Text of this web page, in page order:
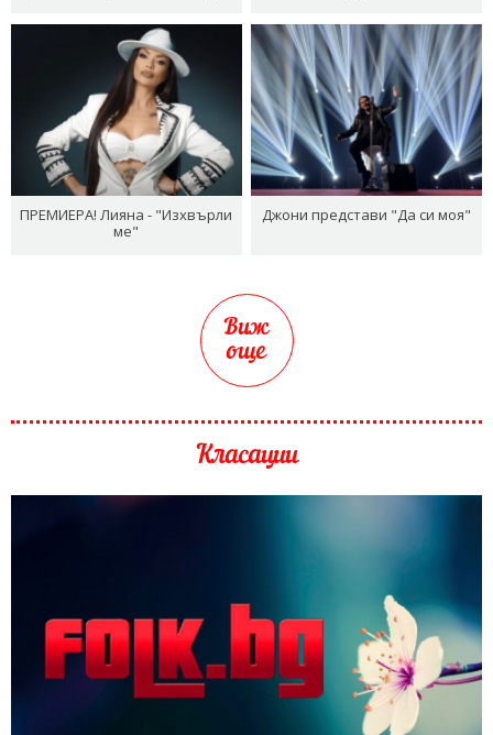
ПРЕМИЕРА! Лияна - "Изхвърли
ме"
Джони представи "Да си моя"
Виж
още
Класации